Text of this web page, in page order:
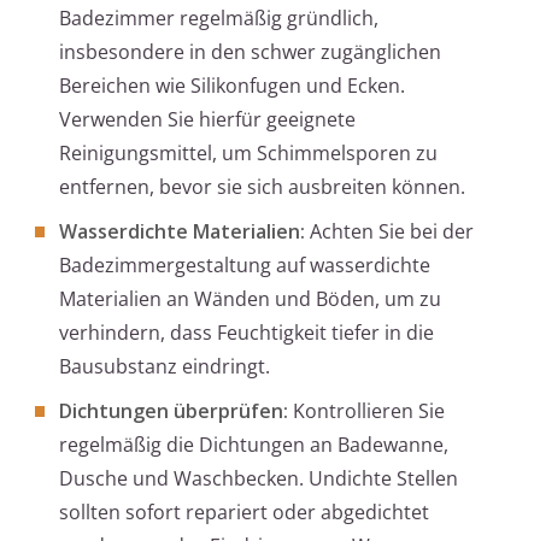
Badezimmer regelmäßig gründlich,
insbesondere in den schwer zugänglichen
Bereichen wie Silikonfugen und Ecken.
Verwenden Sie hierfür geeignete
Reinigungsmittel, um Schimmelsporen zu
entfernen, bevor sie sich ausbreiten können.
Wasserdichte Materialien: Achten Sie bei der
Badezimmergestaltung auf wasserdichte
Materialien an Wänden und Böden, um zu
verhindern, dass Feuchtigkeit tiefer in die
Bausubstanz eindringt.
Dichtungen überprüfen: Kontrollieren Sie
regelmäßig die Dichtungen an Badewanne,
Dusche und Waschbecken. Undichte Stellen
sollten sofort repariert oder abgedichtet